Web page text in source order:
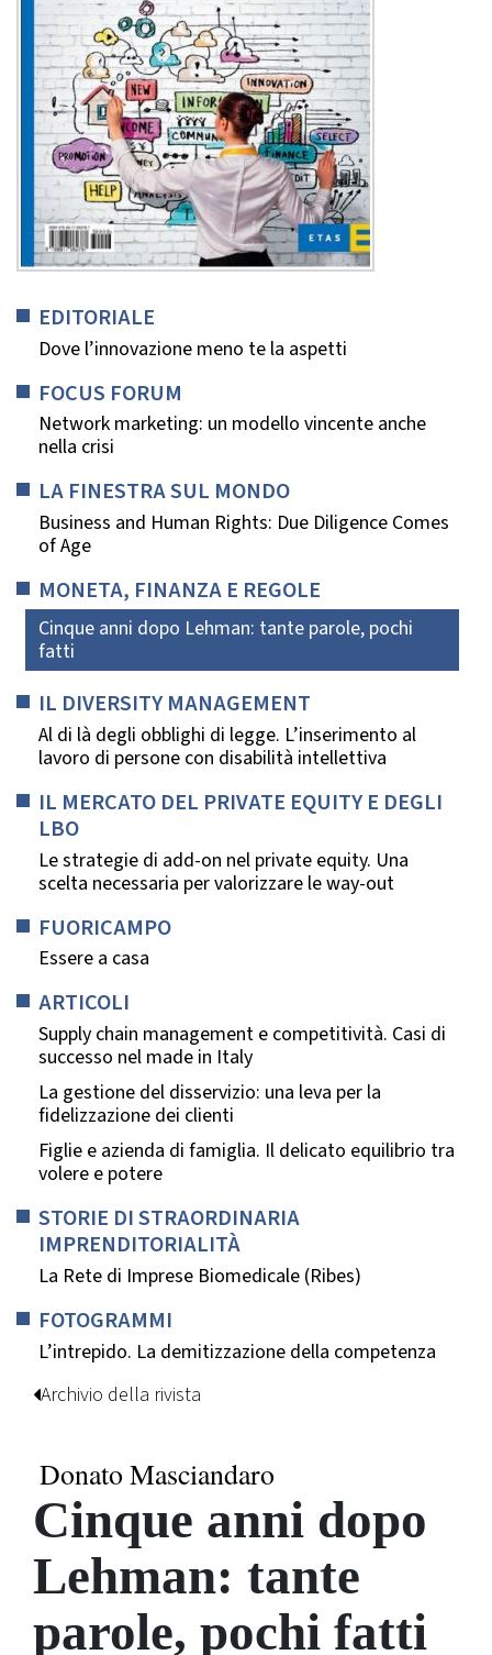
EDITORIALE
Dove l’innovazione meno te la aspetti
FOCUS FORUM
Network marketing: un modello vincente anche
nella crisi
LA FINESTRA SUL MONDO
Business and Human Rights: Due Diligence Comes
of Age
MONETA, FINANZA E REGOLE
Cinque anni dopo Lehman: tante parole, pochi
fatti
IL DIVERSITY MANAGEMENT
Al di là degli obblighi di legge. L’inserimento al
lavoro di persone con disabilità intellettiva
IL MERCATO DEL PRIVATE EQUITY E DEGLI
LBO
Le strategie di add-on nel private equity. Una
scelta necessaria per valorizzare le way-out
FUORICAMPO
Essere a casa
ARTICOLI
Supply chain management e competitività. Casi di
successo nel made in Italy
La gestione del disservizio: una leva per la
fidelizzazione dei clienti
Figlie e azienda di famiglia. Il delicato equilibrio tra
volere e potere
STORIE DI STRAORDINARIA
IMPRENDITORIALITÀ
La Rete di Imprese Biomedicale (Ribes)
FOTOGRAMMI
L’intrepido. La demitizzazione della competenza
Archivio della rivista
Donato Masciandaro
Cinque anni dopo
Lehman: tante
parole, pochi fatti